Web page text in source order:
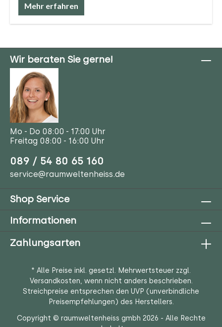
Mehr erfahren
Wir beraten Sie gerne!
Mo - Do 08:00 - 17:00 Uhr
Freitag 08:00 - 16:00 Uhr
089 / 54 80 65 160
service@raumweltenheiss.de
Shop Service
Informationen
Zahlungsarten
* Alle Preise inkl. gesetzl. Mehrwertsteuer zzgl.
Versandkosten, wenn nicht anders beschrieben.
Streichpreise entsprechen den UVP (unverbindliche
Preisempfehlungen) des Herstellers.
Copyright © raumweltenheiss gmbh 2026 - Alle Rechte